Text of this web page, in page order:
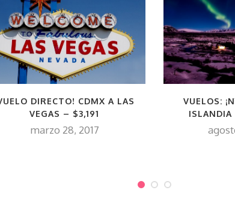
DIRECTO! CDMX A LAS
VEGAS – $3,191
marzo 28, 2017
VUELOS:
ISLANDIA